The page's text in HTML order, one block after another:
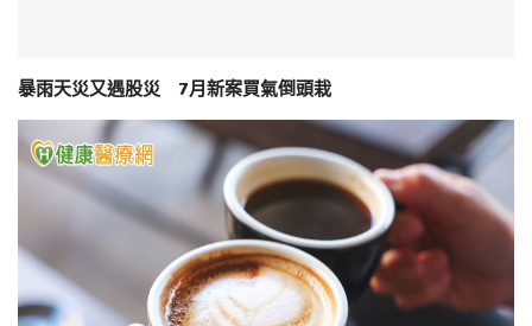
暴雨天災又遇股災 7月新案買氣倒頭栽